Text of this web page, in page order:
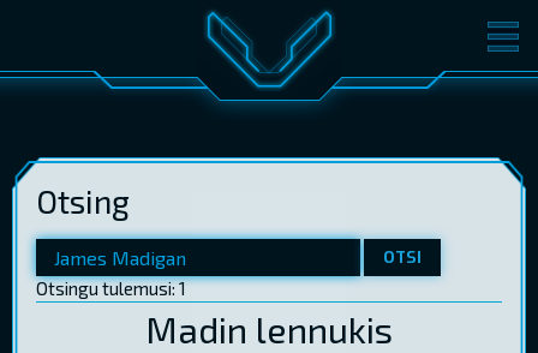
FILMID PILETID
KONVERENTS
KINKEKAARDID
Otsing
OTSI
Otsingu tulemusi: 1
Madin lennukis